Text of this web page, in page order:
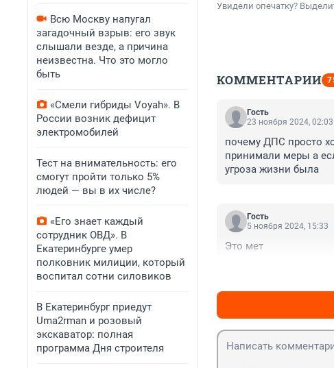
Всю Москву напугал
загадочный взрыв: его звук
слышали везде, а причина
неизвестна. Что это могло
быть
«Смели гибриды Voyah». В
России возник дефицит
электромобилей
Тест на внимательность: его
смогут пройти только 5%
людей — вы в их числе?
«Его знает каждый
сотрудник ОВД». В
Екатеринбурге умер
полковник милиции, который
воспитал сотни силовиков
В Екатеринбург приедут
Uma2rman и розовый
экскаватор: полная
программа Дня строителя
Увидели опечатку?
КОММЕНТАРИИ
Гость
23 ноября 2024, 02:03
почему ДПС просто
принимали меры а
угроза жизни была
Гость
5 ноября 2024, 15:33
Это мет